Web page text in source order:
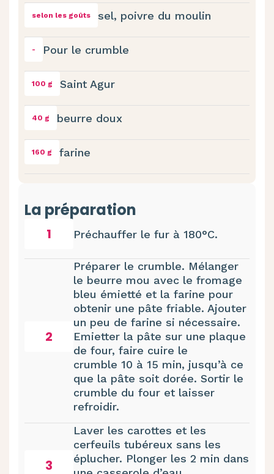
selon les goûts sel, poivre du moulin
- Pour le crumble
100 g Saint Agur
40 g beurre doux
160 g farine
La préparation
1 Préchauffer le fur à 180°C.
2
Préparer le crumble. Mélanger
le beurre mou avec le fromage
bleu émietté et la farine pour
obtenir une pâte friable. Ajouter
un peu de farine si nécessaire.
Emietter la pâte sur une plaque
de four, faire cuire le
crumble 10 à 15 min, jusqu’à ce
que la pâte soit dorée. Sortir le
crumble du four et laisser
refroidir.
3
Laver les carottes et les
cerfeuils tubéreux sans les
éplucher. Plonger les 2 min dans